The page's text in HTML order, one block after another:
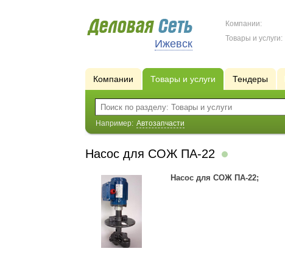
Ижевск
Компании:
Товары и услуги:
Компании Товары и услуги Тендеры
Например: Автозапчасти
Насос для СОЖ ПА-22
Насос для СОЖ ПА-22;